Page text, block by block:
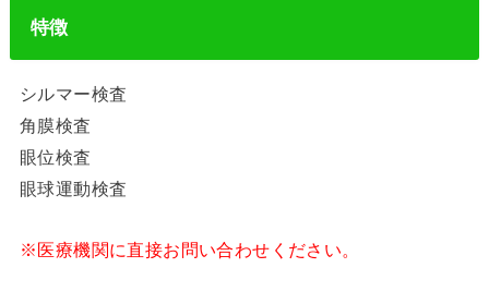
特徴
シルマー検査
角膜検査
眼位検査
眼球運動検査
※医療機関に直接お問い合わせください。